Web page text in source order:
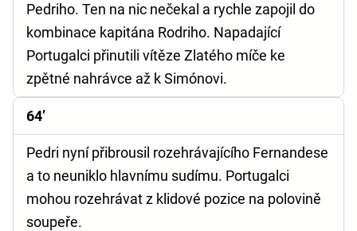
Pedriho. Ten na nic nečekal a rychle zapojil do
kombinace kapitána Rodriho. Napadající
Portugalci přinutili vítěze Zlatého míče ke
zpětné nahrávce až k Simónovi.
64’
Pedri nyní přibrousil rozehrávajícího Fernandese
a to neuniklo hlavnímu sudímu. Portugalci
mohou rozehrávat z klidové pozice na polovině
soupeře.